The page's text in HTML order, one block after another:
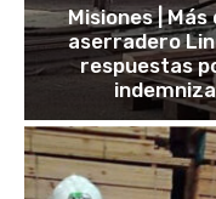
Misiones |
aserradero
respuestas